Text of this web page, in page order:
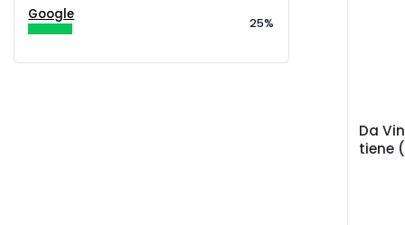
Google
25%
Da
tiene